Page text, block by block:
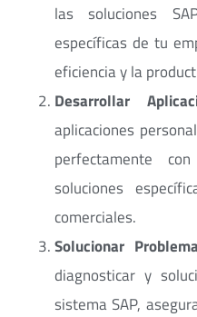
las soluciones
específicas de tu
eficiencia y la
Desarrollar
aplicaciones
perfectamente
soluciones
comerciales.
Solucionar
diagnosticar y
sistema SAP,